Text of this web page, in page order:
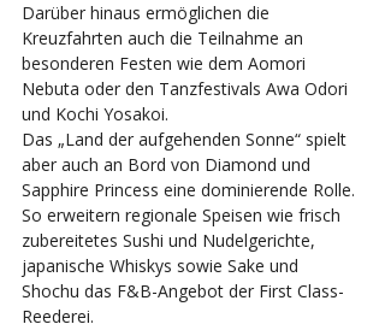
Darüber hinaus ermöglichen die
Kreuzfahrten auch die Teilnahme an
besonderen Festen wie dem Aomori
Nebuta oder den Tanzfestivals Awa Odori
und Kochi Yosakoi.
Das „Land der aufgehenden Sonne“ spielt
aber auch an Bord von Diamond und
Sapphire Princess eine dominierende Rolle.
So erweitern regionale Speisen wie frisch
zubereitetes Sushi und Nudelgerichte,
japanische Whiskys sowie Sake und
Shochu das F&B-Angebot der First Class-
Reederei.